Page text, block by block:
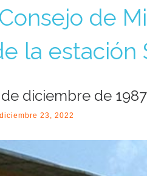
de
la estación
diciembre de 1987
diciembre 23, 2022